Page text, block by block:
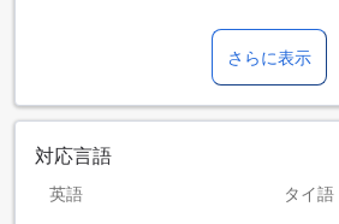
さらに表示
対応言語
英語 タイ語